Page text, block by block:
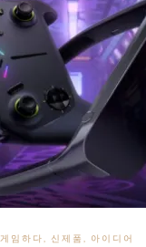
게임하다 신제품 아이디어